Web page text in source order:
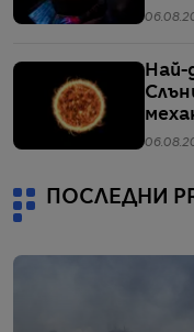
Най-
ПОСЛЕДНИ